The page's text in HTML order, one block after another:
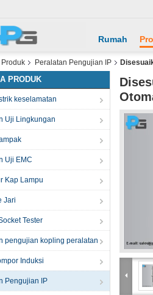
Rumah
Produk Peralatan Pengujian IP
PRODUK
keselamatan
Uji Lingkungan
Uji EMC
Kap Lampu
Jari
Tester
pengujian kopling peralatan
Induksi
Pengujian IP